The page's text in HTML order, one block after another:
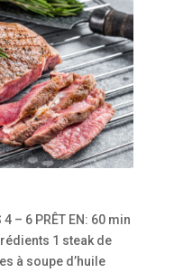
4 – 6 PRÊT EN: 60 min
1 steak de
à soupe d’huile